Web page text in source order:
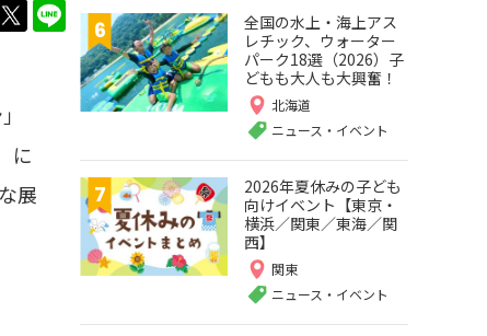
twitterLINE
に
展
全国の水上・海上アス
レチック、ウォーター
パーク18選（2026）子
どもも大人も大興奮！
北海道
ニュース・イベント
2026年夏休みの子ども
向けイベント【東京・
横浜／関東／東海／関
西】
関東
ニュース・イベント